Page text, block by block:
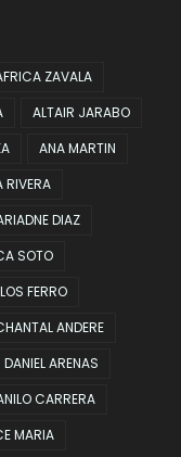
ZAVALA
ALTAIR JARABO
ANA MARTIN
RIVERA
DIAZ
SOTO
FERRO
ANDERE
DANIEL ARENAS
CARRERA
MARIA